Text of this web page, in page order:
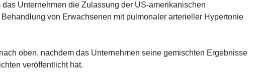
Unternehmen die Zulassung der US-amerikanischen
von Erwachsenen mit pulmonaler arterieller Hypertonie
oben, nachdem das Unternehmen seine gemischten Ergebnisse
veröffentlicht hat.